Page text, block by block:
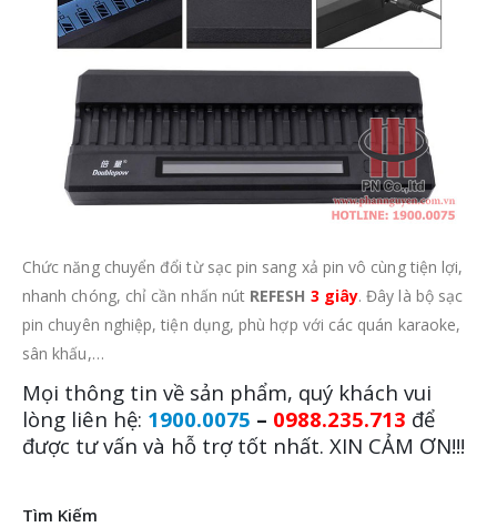
Chức năng chuyển đổi từ sạc pin sang xả pin vô cùng tiện lợi,
nhanh chóng, chỉ cần nhấn nút REFESH 3 giây. Đây là bộ sạc
pin chuyên nghiệp, tiện dụng, phù hợp với các quán karaoke,
sân khấu,…
Mọi thông tin về sản phẩm, quý khách vui
lòng liên hệ: 1900.0075 – 0988.235.713 để
được tư vấn và hỗ trợ tốt nhất. XIN CẢM ƠN!!!
Tìm Kiếm